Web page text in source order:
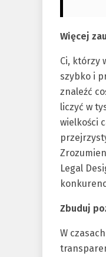
Więcej
Ci, którzy
szybko i
znaleźć
liczyć w
wielkości
Legal
Zbuduj
W